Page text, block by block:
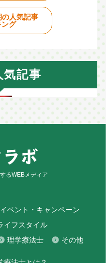
の人気記事
グ
気記事
るWEBメディア
イベント・キャンペーン
イフスタイル
理学療法士 その他